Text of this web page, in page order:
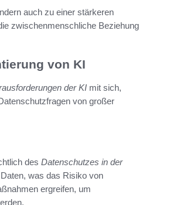
auch zu einer stärkeren
zwischenmenschliche Beziehung
von KI
der KI mit sich,
von großer
des Datenschutzes in der
was das Risiko von
ergreifen, um